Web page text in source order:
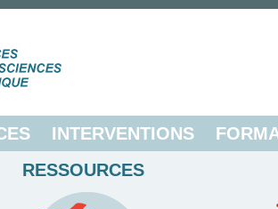
INTERVENTIONS
RESSOURCES